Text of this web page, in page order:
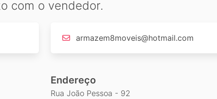
com o vendedor.
armazem8moveis@hotmail.com
Endereço
Rua João Pessoa - 92